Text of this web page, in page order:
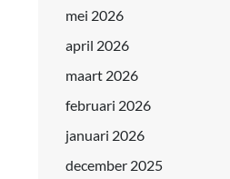
mei 2026
april 2026
maart 2026
februari 2026
januari 2026
december 2025